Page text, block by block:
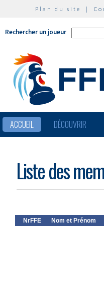
Plan du site |
Rechercher un joueur
ACCUEIL DÉCOUVRIR
Liste des
NrFFE Nom et Prénom